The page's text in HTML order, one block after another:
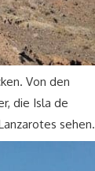
Von den
die Isla de
sehen.